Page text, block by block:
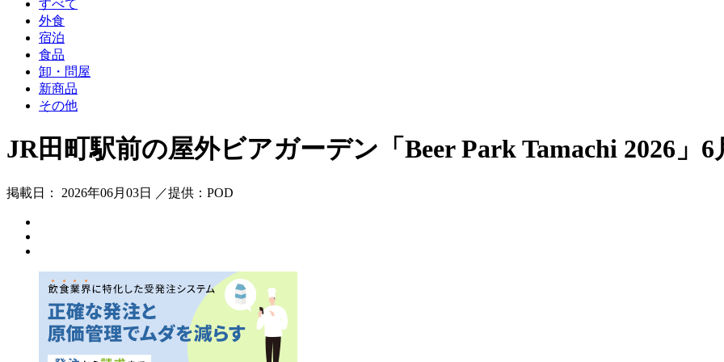
すべて
外食
宿泊
食品
卸・問屋
新商品
その他
JR田町駅前の屋外ビアガーデン「Beer Park Tamachi 2026」
掲載日： 2026年06月03日 ／提供：POD